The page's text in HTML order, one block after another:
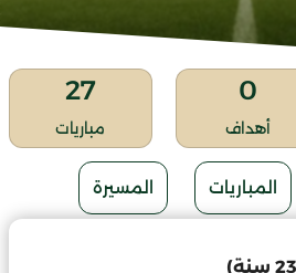
0
أهداف
27
مباريات
المباريات المسيرة